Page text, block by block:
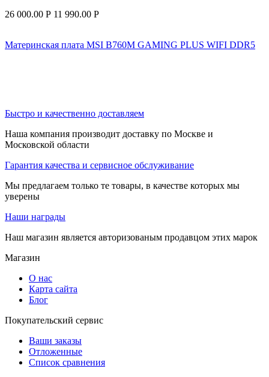
26 000.00 Р 11 990.00 Р
Материнская плата MSI B760M GAMING PLUS WIFI DDR5
Быстро и качественно доставляем
Наша компания производит доставку по Москве и
Московской области
Гарантия качества и сервисное обслуживание
Мы предлагаем только те товары, в качестве которых мы
уверены
Наши награды
Наш магазин является авторизованым продавцом этих марок
Магазин
О нас
Карта сайта
Блог
Покупательский сервис
Ваши заказы
Отложенные
Список сравнения